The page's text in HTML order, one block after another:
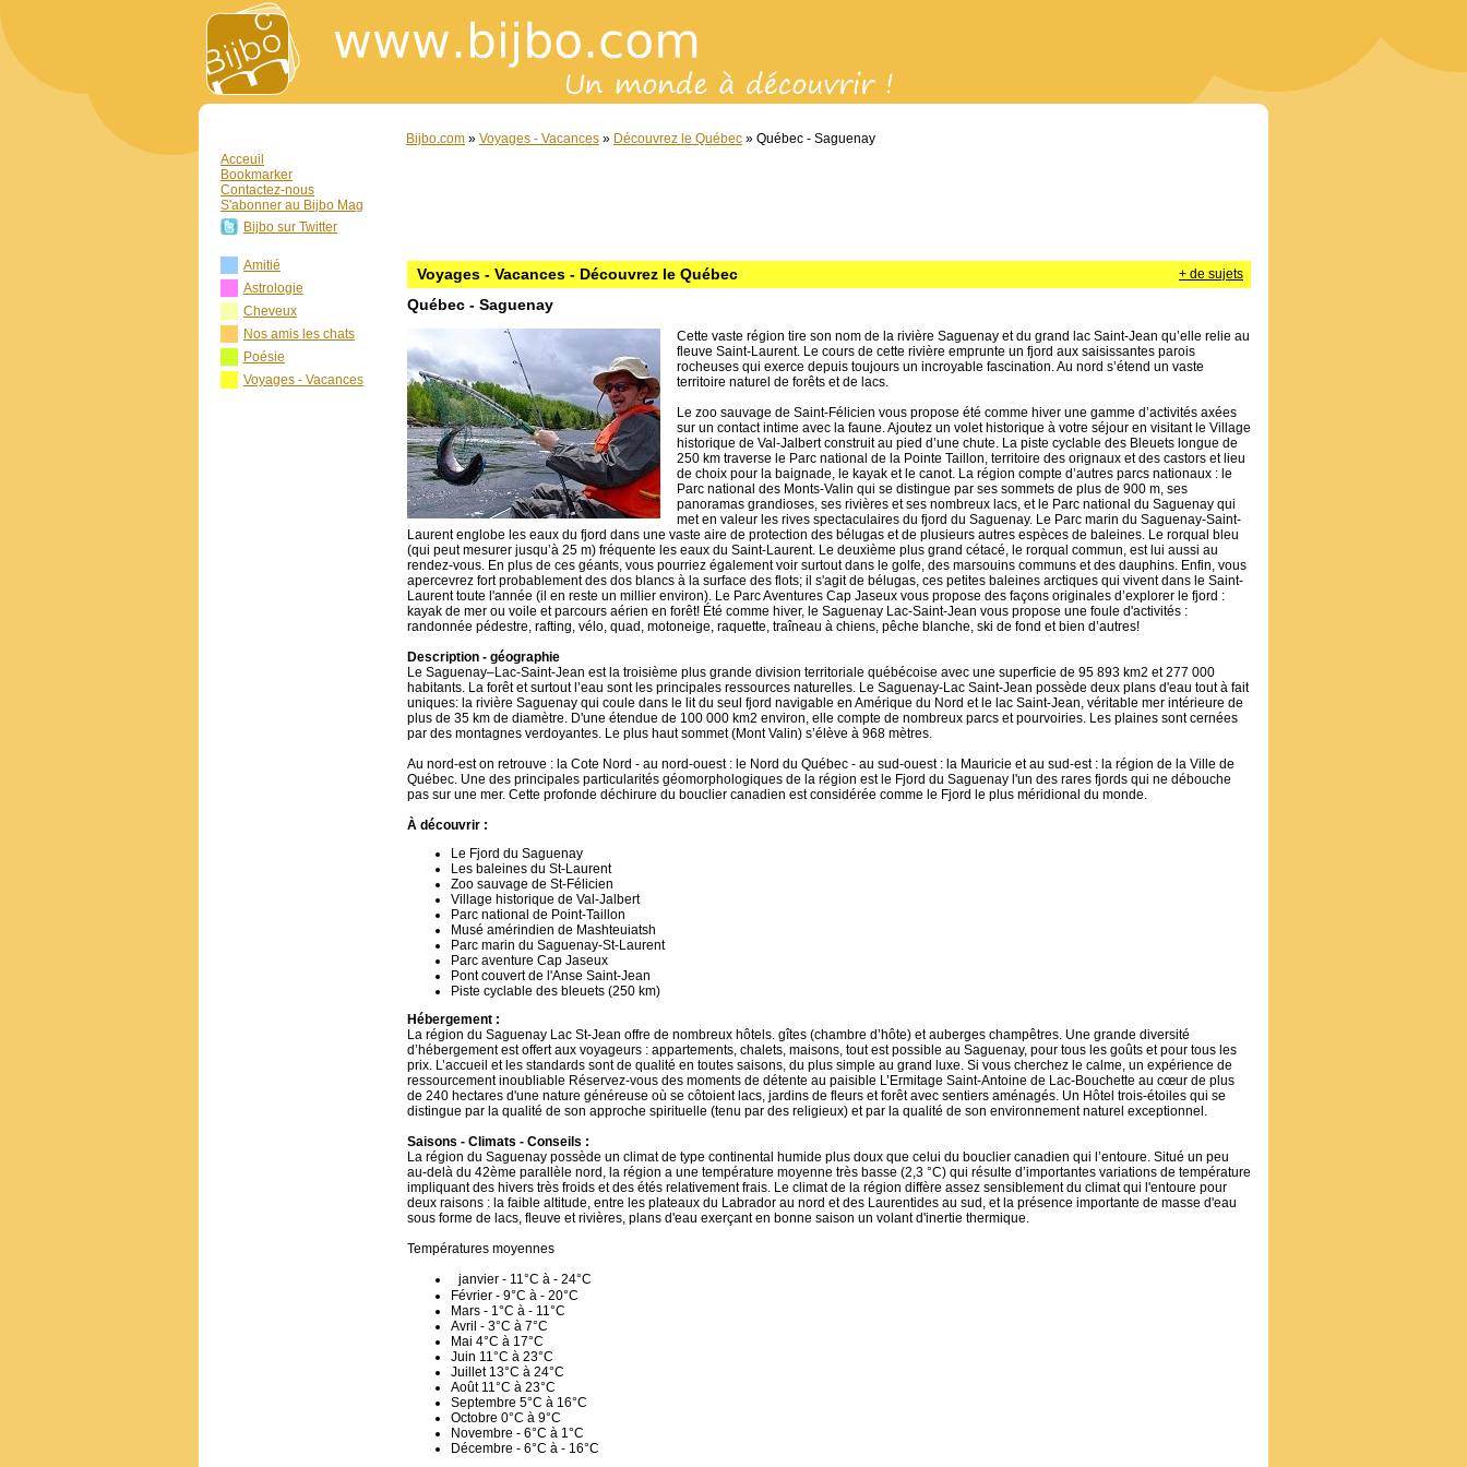
Acceuil
Bookmarker
Contactez-nous
S'abonner au Bijbo Mag
Bijbo sur Twitter
Amitié
Astrologie
Cheveux
Nos amis les chats
Poésie
Voyages - Vacances
Bijbo.com » Voyages - Vacances » Découvrez le Québec » Québec - Saguenay
Voyages - Vacances - Découvrez le Québec + de sujets
Québec - Saguenay
Cette vaste région tire son nom de la rivière Saguenay et du grand lac Saint-Jean qu’elle relie au
fleuve Saint-Laurent. Le cours de cette rivière emprunte un fjord aux saisissantes parois
rocheuses qui exerce depuis toujours un incroyable fascination. Au nord s’étend un vaste
territoire naturel de forêts et de lacs.
Le zoo sauvage de Saint-Félicien vous propose été comme hiver une gamme d’activités axées
sur un contact intime avec la faune. Ajoutez un volet historique à votre séjour en visitant le Village
historique de Val-Jalbert construit au pied d’une chute. La piste cyclable des Bleuets longue de
250 km traverse le Parc national de la Pointe Taillon, territoire des orignaux et des castors et lieu
de choix pour la baignade, le kayak et le canot. La région compte d’autres parcs nationaux : le
Parc national des Monts-Valin qui se distingue par ses sommets de plus de 900 m, ses
panoramas grandioses, ses rivières et ses nombreux lacs, et le Parc national du Saguenay qui
met en valeur les rives spectaculaires du fjord du Saguenay. Le Parc marin du Saguenay-Saint-
Laurent englobe les eaux du fjord dans une vaste aire de protection des bélugas et de plusieurs autres espèces de baleines. Le rorqual bleu
(qui peut mesurer jusqu’à 25 m) fréquente les eaux du Saint-Laurent. Le deuxième plus grand cétacé, le rorqual commun, est lui aussi au
rendez-vous. En plus de ces géants, vous pourriez également voir surtout dans le golfe, des marsouins communs et des dauphins. Enfin, vous
apercevrez fort probablement des dos blancs à la surface des flots; il s'agit de bélugas, ces petites baleines arctiques qui vivent dans le Saint-
Laurent toute l'année (il en reste un millier environ). Le Parc Aventures Cap Jaseux vous propose des façons originales d’explorer le fjord :
kayak de mer ou voile et parcours aérien en forêt! Été comme hiver, le Saguenay Lac-Saint-Jean vous propose une foule d'activités :
randonnée pédestre, rafting, vélo, quad, motoneige, raquette, traîneau à chiens, pêche blanche, ski de fond et bien d’autres!
Description - géographie
Le Saguenay–Lac-Saint-Jean est la troisième plus grande division territoriale québécoise avec une superficie de 95 893 km2 et 277 000
habitants. La forêt et surtout l’eau sont les principales ressources naturelles. Le Saguenay-Lac Saint-Jean possède deux plans d'eau tout à fait
uniques: la rivière Saguenay qui coule dans le lit du seul fjord navigable en Amérique du Nord et le lac Saint-Jean, véritable mer intérieure de
plus de 35 km de diamètre. D'une étendue de 100 000 km2 environ, elle compte de nombreux parcs et pourvoiries. Les plaines sont cernées
par des montagnes verdoyantes. Le plus haut sommet (Mont Valin) s’élève à 968 mètres.
Au nord-est on retrouve : la Cote Nord - au nord-ouest : le Nord du Québec - au sud-ouest : la Mauricie et au sud-est : la région de la Ville de
Québec. Une des principales particularités géomorphologiques de la région est le Fjord du Saguenay l'un des rares fjords qui ne débouche
pas sur une mer. Cette profonde déchirure du bouclier canadien est considérée comme le Fjord le plus méridional du monde.
À découvrir :
Le Fjord du Saguenay
Les baleines du St-Laurent
Zoo sauvage de St-Félicien
Village historique de Val-Jalbert
Parc national de Point-Taillon
Musé amérindien de Mashteuiatsh
Parc marin du Saguenay-St-Laurent
Parc aventure Cap Jaseux
Pont couvert de l'Anse Saint-Jean
Piste cyclable des bleuets (250 km)
Hébergement :
La région du Saguenay Lac St-Jean offre de nombreux hôtels. gîtes (chambre d’hôte) et auberges champêtres. Une grande diversité
d’hébergement est offert aux voyageurs : appartements, chalets, maisons, tout est possible au Saguenay, pour tous les goûts et pour tous les
prix. L’accueil et les standards sont de qualité en toutes saisons, du plus simple au grand luxe. Si vous cherchez le calme, un expérience de
ressourcement inoubliable Réservez-vous des moments de détente au paisible L’Ermitage Saint-Antoine de Lac-Bouchette au cœur de plus
de 240 hectares d'une nature généreuse où se côtoient lacs, jardins de fleurs et forêt avec sentiers aménagés. Un Hôtel trois-étoiles qui se
distingue par la qualité de son approche spirituelle (tenu par des religieux) et par la qualité de son environnement naturel exceptionnel.
Saisons - Climats - Conseils :
La région du Saguenay possède un climat de type continental humide plus doux que celui du bouclier canadien qui l’entoure. Situé un peu
au-delà du 42ème parallèle nord, la région a une température moyenne très basse (2,3 °C) qui résulte d’importantes variations de température
impliquant des hivers très froids et des étés relativement frais. Le climat de la région diffère assez sensiblement du climat qui l'entoure pour
deux raisons : la faible altitude, entre les plateaux du Labrador au nord et des Laurentides au sud, et la présence importante de masse d'eau
sous forme de lacs, fleuve et rivières, plans d'eau exerçant en bonne saison un volant d'inertie thermique.
Températures moyennes
janvier - 11°C à - 24°C
Février - 9°C à - 20°C
Mars - 1°C à - 11°C
Avril - 3°C à 7°C
Mai 4°C à 17°C
Juin 11°C à 23°C
Juillet 13°C à 24°C
Août 11°C à 23°C
Septembre 5°C à 16°C
Octobre 0°C à 9°C
Novembre - 6°C à 1°C
Décembre - 6°C à - 16°C